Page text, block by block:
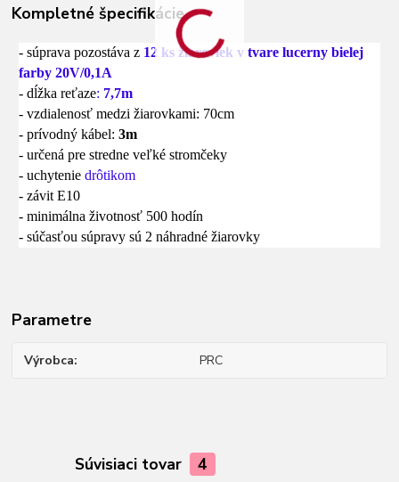
Kompletné špecifikácie
- súprava pozostáva z 12 ks žiaroviek v tvare lucerny bielej
farby 20V/0,1A
- dĺžka reťaze: 7,7m
- vzdialenosť medzi žiarovkami: 70cm
- prívodný kábel:3m
- určená pre stredne veľké stromčeky
- uchyteniedrôtikom
- závit E10
- minimálna životnosť 500 hodín
- súčasťou súpravy sú 2 náhradné žiarovky
Parametre
Výrobca PRC
Súvisiaci tovar 4